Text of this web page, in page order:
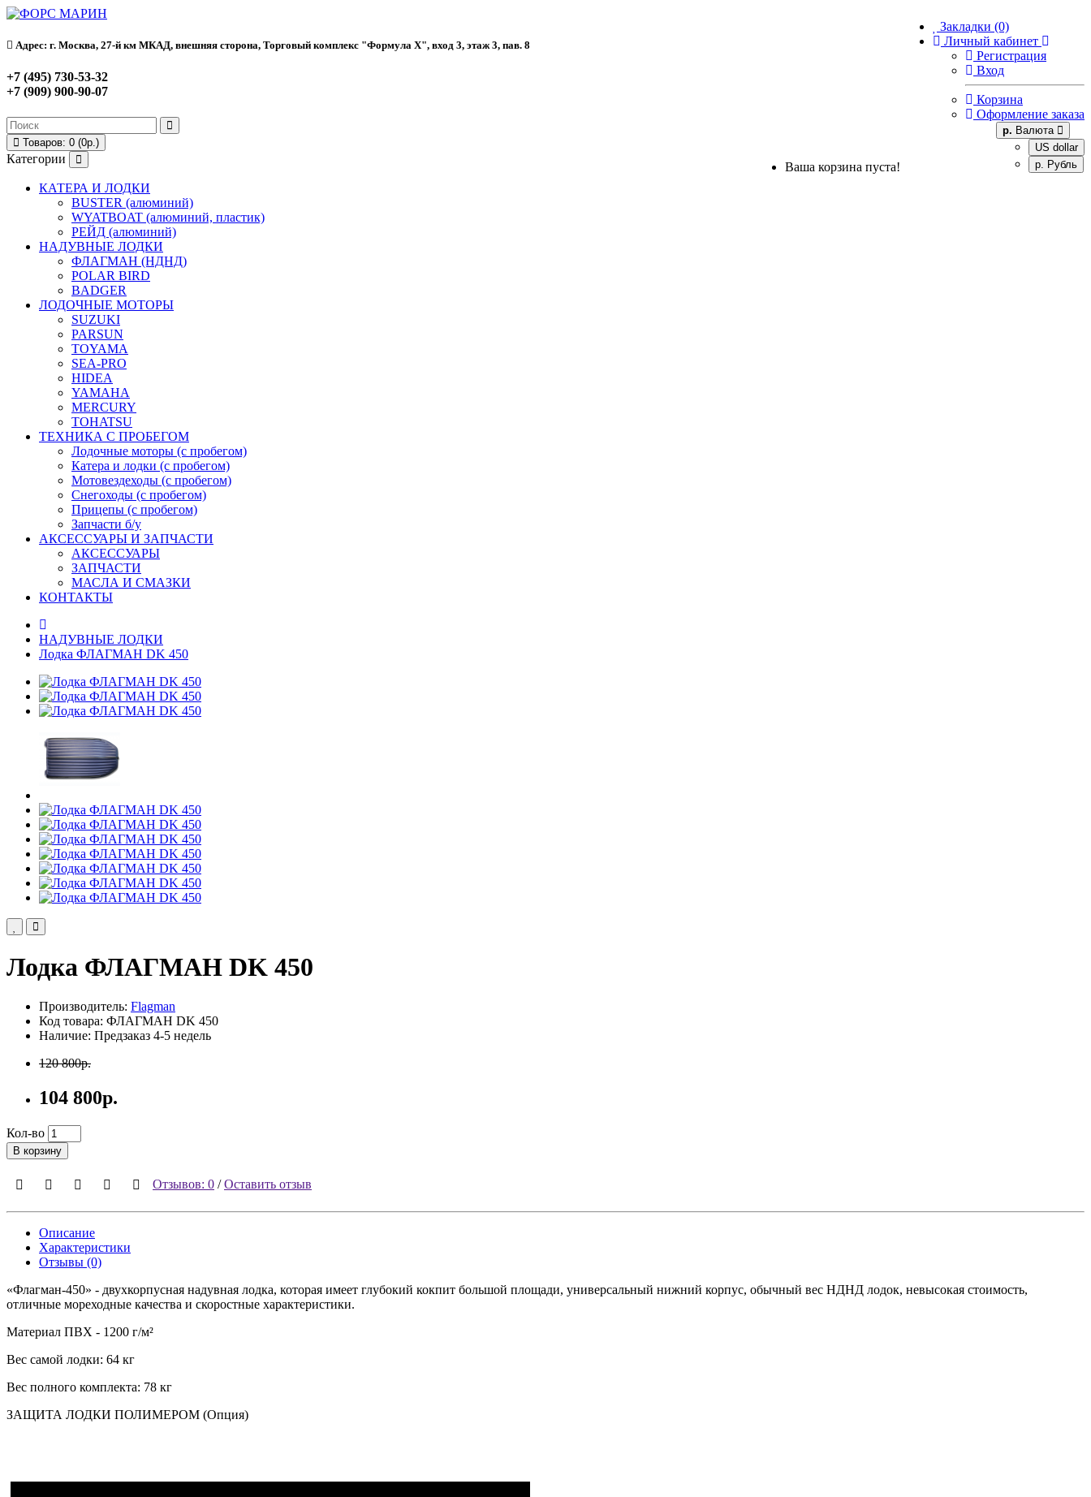
Закладки (0)
Личный кабинет
Регистрация
Вход
Корзина
Оформление заказа
р. Валюта
US dollar
р. Рубль
Адрес: г. Москва, 27-й км МКАД, внешняя сторона, Торговый комплекс "Формула Х", вход 3, этаж 3, пав. 8
+7 (495) 730-53-32
+7 (909) 900-90-07
Товаров: 0 (0р.)
Ваша корзина пуста!
Категории
КАТЕРА И ЛОДКИ
BUSTER (алюминий)
WYATBOAT (алюминий, пластик)
РЕЙД (алюминий)
НАДУВНЫЕ ЛОДКИ
ФЛАГМАН (НДНД)
POLAR BIRD
BADGER
ЛОДОЧНЫЕ МОТОРЫ
SUZUKI
PARSUN
TOYAMA
SEA-PRO
HIDEA
YAMAHA
MERCURY
TOHATSU
ТЕХНИКА С ПРОБЕГОМ
Лодочные моторы (с пробегом)
Катера и лодки (с пробегом)
Мотовездеходы (с пробегом)
Снегоходы (с пробегом)
Прицепы (с пробегом)
Запчасти б/у
АКСЕССУАРЫ И ЗАПЧАСТИ
АКСЕССУАРЫ
ЗАПЧАСТИ
МАСЛА И СМАЗКИ
КОНТАКТЫ
НАДУВНЫЕ ЛОДКИ
Лодка ФЛАГМАН DK 450
Лодка ФЛАГМАН DK 450
Производитель: Flagman
Код товара: ФЛАГМАН DK 450
Наличие: Предзаказ 4-5 недель
120 800р.
104 800р.
Кол-во
В корзину
Отзывов: 0 /Оставить отзыв
Описание
Характеристики
Отзывы (0)
«Флагман-450» - двухкорпусная надувная лодка, которая имеет глубокий кокпит большой площади, универсальный нижний корпус, обычный вес НДНД лодок, невысокая стоимость,
отличные мореходные качества и скоростные характеристики.
Материал ПВХ - 1200 г/м²
Вес самой лодки: 64 кг
Вес полного комплекта: 78 кг
ЗАЩИТА ЛОДКИ ПОЛИМЕРОМ (Опция)